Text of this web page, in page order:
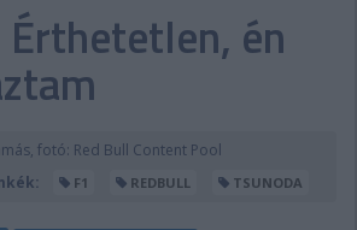
SHOP
Érthetetlen, én
fotó: Red Bull Content Pool
F1 REDBULL TSUNODA